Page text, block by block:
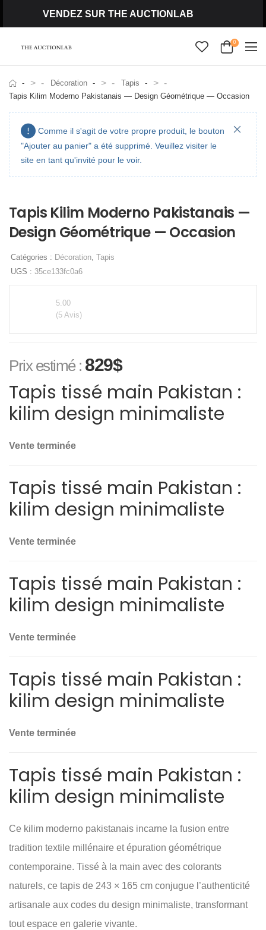
VENDEZ SUR THE AUCTIONLAB
0
> Décoration > Tapis >
Tapis Kilim Moderno Pakistanais — Design Géométrique — Occasion
Comme il s'agit de votre propre produit, le bouton
"Ajouter au panier" a été supprimé. Veuillez visiter le
site en tant qu'invité pour le voir.
Tapis Kilim Moderno Pakistanais —
Design Géométrique — Occasion
Catégories : Décoration, Tapis
UGS : 35ce133fc0a6
5.00
(5 Avis)
Prix estimé : 829$
Tapis tissé main Pakistan :
kilim design minimaliste
Vente terminée
Tapis tissé main Pakistan :
kilim design minimaliste
Vente terminée
Tapis tissé main Pakistan :
kilim design minimaliste
Vente terminée
Tapis tissé main Pakistan :
kilim design minimaliste
Vente terminée
Tapis tissé main Pakistan :
kilim design minimaliste
Ce kilim moderno pakistanais incarne la fusion entre
tradition textile millénaire et épuration géométrique
contemporaine. Tissé à la main avec des colorants
naturels, ce tapis de 243 × 165 cm conjugue l’authenticité
artisanale aux codes du design minimaliste, transformant
tout espace en galerie vivante.